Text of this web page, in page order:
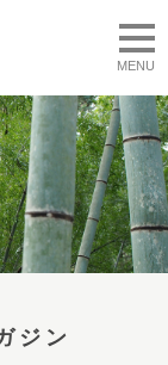
MENU
ジン